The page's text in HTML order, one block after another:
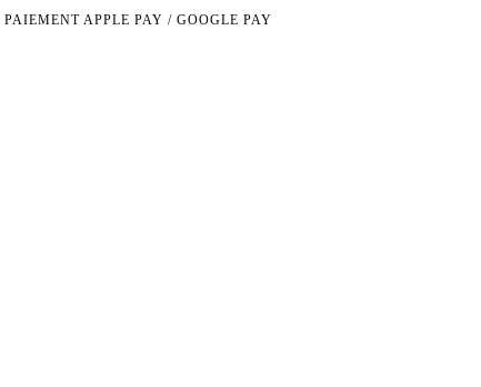
PAIEMENT APPLE PAY / GOOGLE PAY